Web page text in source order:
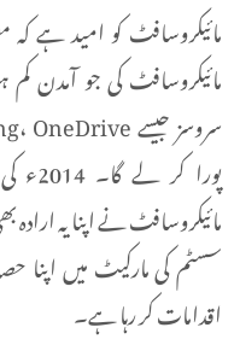
مائیکروسافٹ کو امید ہے
مائیکروسافٹ کی جو آمدن
مائیکروسافٹ نے اپنا یہ
سسٹم کی مارکیٹ میں
اقدامات کر رہا ہے۔